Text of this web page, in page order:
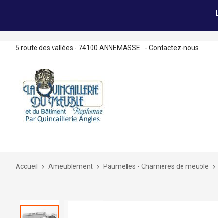
5 route des vallées - 74100 ANNEMASSE - Contactez-nous
Accueil Ameublement Paumelles - Charnières de meuble
Skip
to